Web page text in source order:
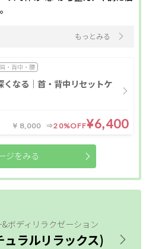
もっとみる
肩・背中・腰
くなる｜首・背中リセットケ
￥8,000 20%OFF¥6,400
ジをみる
ボディリラクゼーション
ラルリラックス)